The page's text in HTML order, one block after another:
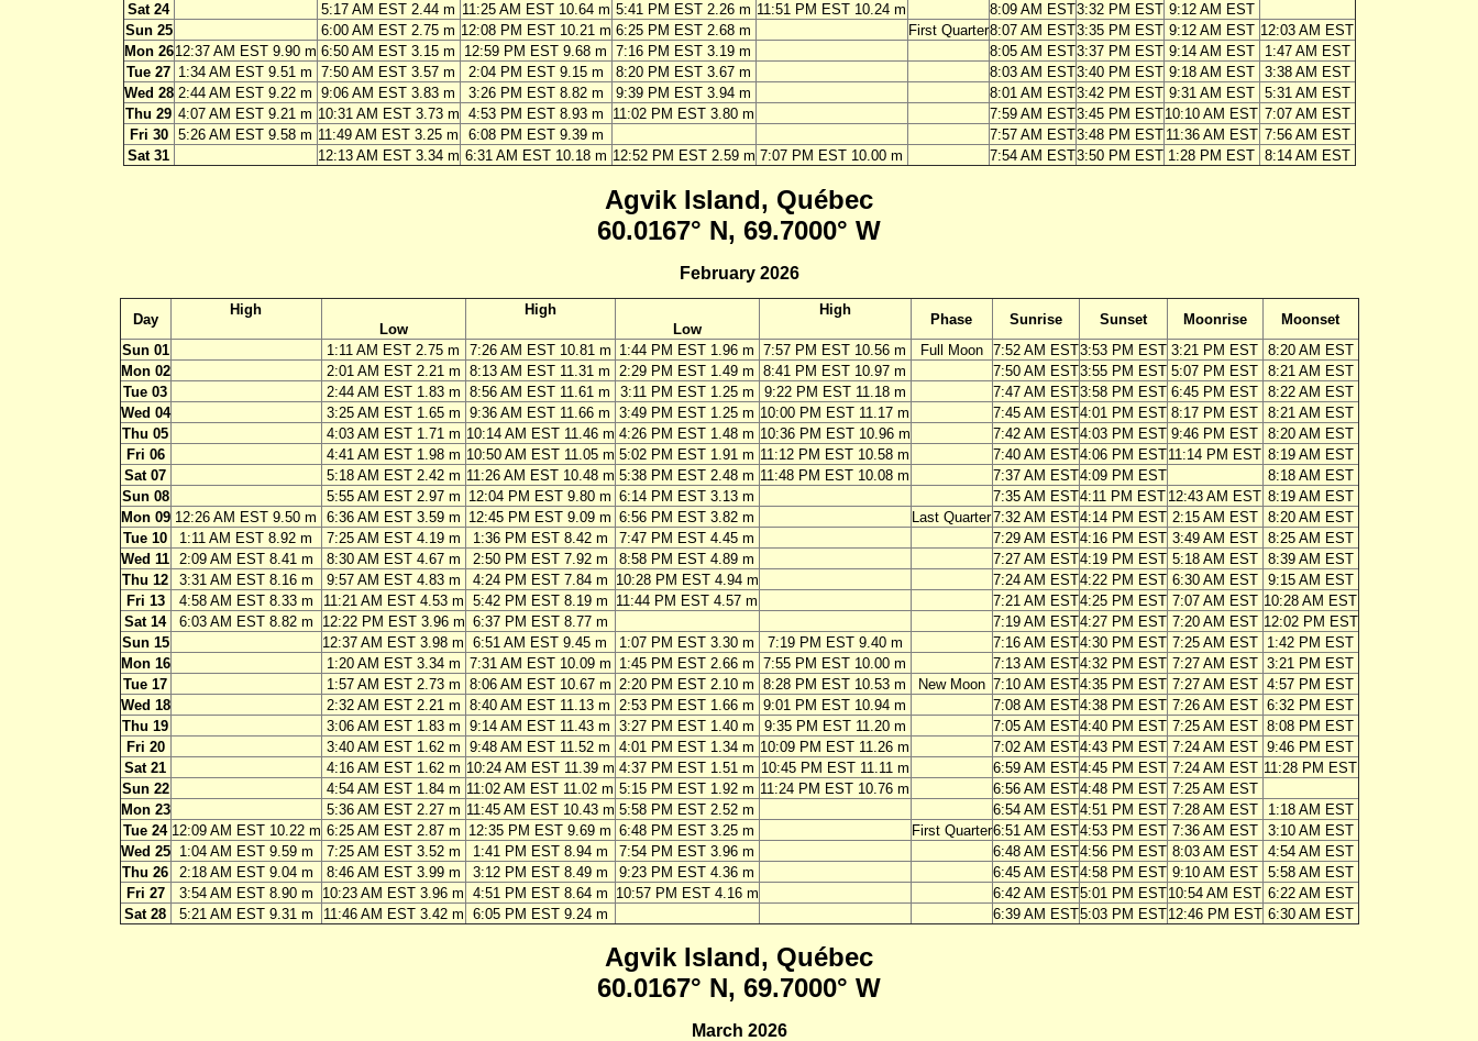
Sat 24
5:17 AM EST 2.44 m 11:25 AM EST 10.64 m 5:41 PM EST 2.26 m 11:51 PM EST 10.24 m 8:09 AM EST3:32 PM EST 9:12 AM EST
Sun 25
6:00 AM EST 2.75 m 12:08 PM EST 10.21 m 6:25 PM EST 2.68 m First Quarter8:07 AM EST3:35 PM EST 9:12 AM EST 12:03 AM EST
Mon 2612:37 AM EST 9.90 m 6:50 AM EST 3.15 m 12:59 PM EST 9.68 m 7:16 PM EST 3.19 m 8:05 AM EST3:37 PM EST 9:14 AM EST
1:47 AM EST
Tue 27 1:34 AM EST 9.51 m 7:50 AM EST 3.57 m 2:04 PM EST 9.15 m 8:20 PM EST 3.67 m 8:03 AM EST3:40 PM EST 9:18 AM EST
3:38 AM EST
Wed 28 2:44 AM EST 9.22 m 9:06 AM EST 3.83 m 3:26 PM EST 8.82 m 9:39 PM EST 3.94 m 8:01 AM EST3:42 PM EST 9:31 AM EST
5:31 AM EST
Thu 29 4:07 AM EST 9.21 m 10:31 AM EST 3.73 m 4:53 PM EST 8.93 m 11:02 PM EST 3.80 m 7:59 AM EST3:45 PM EST10:10 AM EST 7:07 AM EST
Fri 30
5:26 AM EST 9.58 m 11:49 AM EST 3.25 m 6:08 PM EST 9.39 m 7:57 AM EST3:48 PM EST 11:36 AM EST 7:56 AM EST
Sat 31
12:13 AM EST 3.34 m 6:31 AM EST 10.18 m 12:52 PM EST 2.59 m 7:07 PM EST 10.00 m 7:54 AM EST3:50 PM EST 1:28 PM EST 8:14 AM EST
Agvik Island, Québec
60.0167° N, 69.7000° W
February 2026
Day
High
Low
High
Low
High
Phase Sunrise Sunset Moonrise
Moonset
Sun 01
1:11 AM EST 2.75 m 7:26 AM EST 10.81 m 1:44 PM EST 1.96 m 7:57 PM EST 10.56 m Full Moon 7:52 AM EST3:53 PM EST 3:21 PM EST 8:20 AM EST
Mon 02
2:01 AM EST 2.21 m 8:13 AM EST 11.31 m 2:29 PM EST 1.49 m 8:41 PM EST 10.97 m 7:50 AM EST3:55 PM EST 5:07 PM EST 8:21 AM EST
Tue 03
2:44 AM EST 1.83 m 8:56 AM EST 11.61 m 3:11 PM EST 1.25 m 9:22 PM EST 11.18 m 7:47 AM EST3:58 PM EST 6:45 PM EST 8:22 AM EST
Wed 04
3:25 AM EST 1.65 m 9:36 AM EST 11.66 m 3:49 PM EST 1.25 m 10:00 PM EST 11.17 m 7:45 AM EST4:01 PM EST 8:17 PM EST 8:21 AM EST
Thu 05
4:03 AM EST 1.71 m 10:14 AM EST 11.46 m 4:26 PM EST 1.48 m 10:36 PM EST 10.96 m 7:42 AM EST4:03 PM EST 9:46 PM EST 8:20 AM EST
Fri 06
4:41 AM EST 1.98 m 10:50 AM EST 11.05 m 5:02 PM EST 1.91 m 11:12 PM EST 10.58 m 7:40 AM EST4:06 PM EST11:14 PM EST 8:19 AM EST
Sat 07
5:18 AM EST 2.42 m 11:26 AM EST 10.48 m 5:38 PM EST 2.48 m 11:48 PM EST 10.08 m 7:37 AM EST4:09 PM EST
8:18 AM EST
Sun 08
5:55 AM EST 2.97 m 12:04 PM EST 9.80 m 6:14 PM EST 3.13 m 7:35 AM EST4:11 PM EST 12:43 AM EST 8:19 AM EST
Mon 09 12:26 AM EST 9.50 m 6:36 AM EST 3.59 m 12:45 PM EST 9.09 m 6:56 PM EST 3.82 m Last Quarter7:32 AM EST4:14 PM EST 2:15 AM EST
8:20 AM EST
Tue 10
1:11 AM EST 8.92 m 7:25 AM EST 4.19 m 1:36 PM EST 8.42 m 7:47 PM EST 4.45 m 7:29 AM EST4:16 PM EST 3:49 AM EST
8:25 AM EST
Wed 11
2:09 AM EST 8.41 m 8:30 AM EST 4.67 m 2:50 PM EST 7.92 m 8:58 PM EST 4.89 m 7:27 AM EST4:19 PM EST 5:18 AM EST
8:39 AM EST
Thu 12
3:31 AM EST 8.16 m 9:57 AM EST 4.83 m 4:24 PM EST 7.84 m 10:28 PM EST 4.94 m 7:24 AM EST4:22 PM EST 6:30 AM EST
9:15 AM EST
Fri 13
4:58 AM EST 8.33 m 11:21 AM EST 4.53 m 5:42 PM EST 8.19 m 11:44 PM EST 4.57 m 7:21 AM EST4:25 PM EST 7:07 AM EST 10:28 AM EST
Sat 14
6:03 AM EST 8.82 m 12:22 PM EST 3.96 m 6:37 PM EST 8.77 m 7:19 AM EST4:27 PM EST 7:20 AM EST 12:02 PM EST
Sun 15
12:37 AM EST 3.98 m 6:51 AM EST 9.45 m 1:07 PM EST 3.30 m 7:19 PM EST 9.40 m 7:16 AM EST4:30 PM EST 7:25 AM EST
1:42 PM EST
Mon 16
1:20 AM EST 3.34 m 7:31 AM EST 10.09 m 1:45 PM EST 2.66 m 7:55 PM EST 10.00 m 7:13 AM EST4:32 PM EST 7:27 AM EST 3:21 PM EST
Tue 17
1:57 AM EST 2.73 m 8:06 AM EST 10.67 m 2:20 PM EST 2.10 m 8:28 PM EST 10.53 m New Moon 7:10 AM EST4:35 PM EST 7:27 AM EST 4:57 PM EST
Wed 18
2:32 AM EST 2.21 m 8:40 AM EST 11.13 m 2:53 PM EST 1.66 m 9:01 PM EST 10.94 m 7:08 AM EST4:38 PM EST 7:26 AM EST 6:32 PM EST
Thu 19
3:06 AM EST 1.83 m 9:14 AM EST 11.43 m 3:27 PM EST 1.40 m 9:35 PM EST 11.20 m 7:05 AM EST4:40 PM EST 7:25 AM EST 8:08 PM EST
Fri 20
3:40 AM EST 1.62 m 9:48 AM EST 11.52 m 4:01 PM EST 1.34 m 10:09 PM EST 11.26 m 7:02 AM EST4:43 PM EST 7:24 AM EST 9:46 PM EST
Sat 21
4:16 AM EST 1.62 m 10:24 AM EST 11.39 m 4:37 PM EST 1.51 m 10:45 PM EST 11.11 m 6:59 AM EST4:45 PM EST 7:24 AM EST 11:28 PM EST
Sun 22
4:54 AM EST 1.84 m 11:02 AM EST 11.02 m 5:15 PM EST 1.92 m 11:24 PM EST 10.76 m 6:56 AM EST4:48 PM EST 7:25 AM EST
Mon 23
5:36 AM EST 2.27 m 11:45 AM EST 10.43 m 5:58 PM EST 2.52 m 6:54 AM EST4:51 PM EST 7:28 AM EST
1:18 AM EST
Tue 24 12:09 AM EST 10.22 m 6:25 AM EST 2.87 m 12:35 PM EST 9.69 m 6:48 PM EST 3.25 m First Quarter6:51 AM EST4:53 PM EST 7:36 AM EST
3:10 AM EST
Wed 25
1:04 AM EST 9.59 m 7:25 AM EST 3.52 m 1:41 PM EST 8.94 m 7:54 PM EST 3.96 m 6:48 AM EST4:56 PM EST 8:03 AM EST
4:54 AM EST
Thu 26
2:18 AM EST 9.04 m 8:46 AM EST 3.99 m 3:12 PM EST 8.49 m 9:23 PM EST 4.36 m 6:45 AM EST4:58 PM EST 9:10 AM EST
5:58 AM EST
Fri 27
3:54 AM EST 8.90 m 10:23 AM EST 3.96 m 4:51 PM EST 8.64 m 10:57 PM EST 4.16 m 6:42 AM EST5:01 PM EST10:54 AM EST 6:22 AM EST
Sat 28
5:21 AM EST 9.31 m 11:46 AM EST 3.42 m 6:05 PM EST 9.24 m 6:39 AM EST5:03 PM EST12:46 PM EST 6:30 AM EST
Agvik Island, Québec
60.0167° N, 69.7000° W
March 2026